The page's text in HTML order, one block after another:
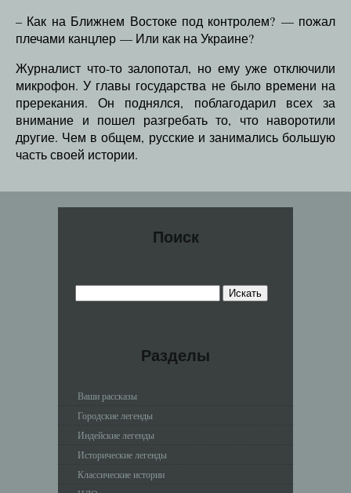
– Как на Ближнем Востоке под контролем? — пожал
плечами канцлер — Или как на Украине?
Журналист что-то залопотал, но ему уже отключили
микрофон. У главы государства не было времени на
пререкания. Он поднялся, поблагодарил всех за
внимание и пошел разгребать то, что наворотили
другие. Чем в общем, русские и занимались большую
часть своей истории.
Поиск
Разделы
Ваши рассказы
Городские легенды
Индейские легенды
Исторические легенды
Классические истории